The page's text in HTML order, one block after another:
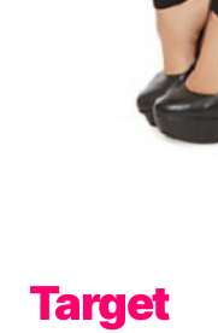
Target